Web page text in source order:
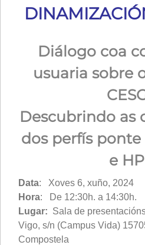
Diálogo coa
usuaria sobre
Descubrindo as
dos perfís
e
Data: Xoves 6, xuño, 2024
Hora: De 12:30h. a 14:30h.
Lugar: Sala de
Vigo, s/n (Campus Vida)
Compostela